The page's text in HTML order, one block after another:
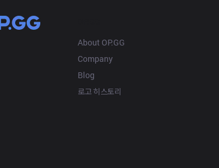
About OP.GG
Company
Blog
로고 히스토리